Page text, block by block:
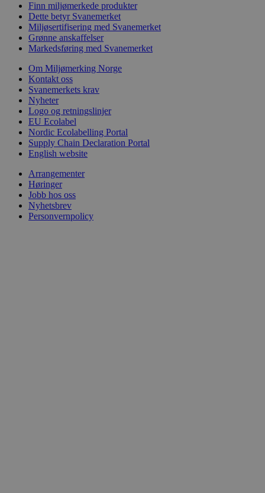
Finn miljømerkede produkter
Dette betyr Svanemerket
Miljøsertifisering med Svanemerket
Grønne anskaffelser
Markedsføring med Svanemerket
Om Miljømerking Norge
Kontakt oss
Svanemerkets krav
Nyheter
Logo og retningslinjer
EU Ecolabel
Nordic Ecolabelling Portal
Supply Chain Declaration Portal
English website
Arrangementer
Høringer
Jobb hos oss
Nyhetsbrev
Personvernpolicy